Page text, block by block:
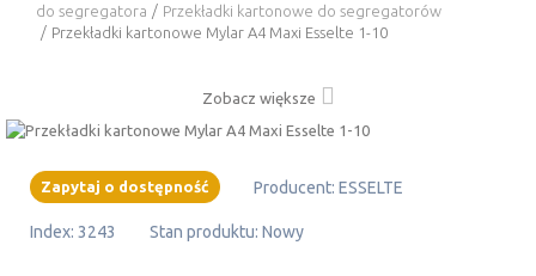
do segregatora / Przekładki kartonowe do segregatorów
/ Przekładki kartonowe Mylar A4 Maxi Esselte 1-10
Zobacz większe
Zapytaj o dostępność Producent: ESSELTE
Index: 3243 Stan produktu: Nowy